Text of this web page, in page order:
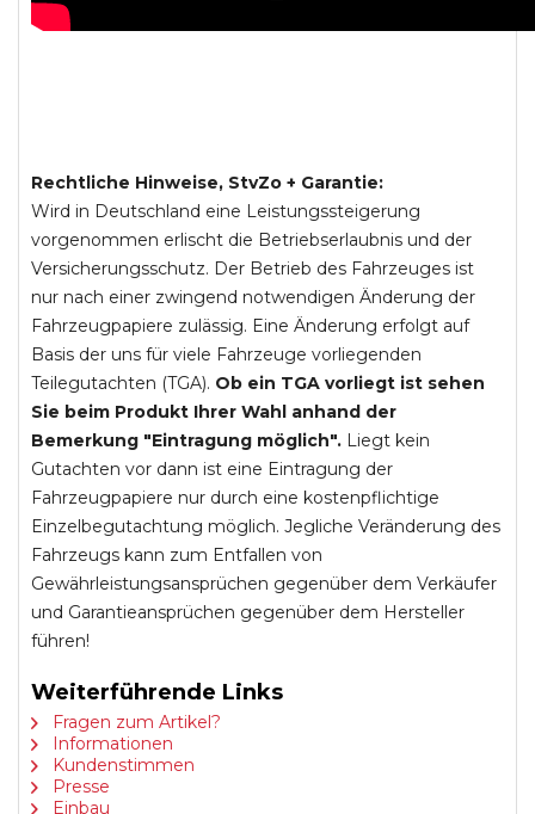
Rechtliche Hinweise, StvZo + Garantie:
Wird in Deutschland eine Leistungssteigerung
vorgenommen erlischt die Betriebserlaubnis und der
Versicherungsschutz. Der Betrieb des Fahrzeuges ist
nur nach einer zwingend notwendigen Änderung der
Fahrzeugpapiere zulässig. Eine Änderung erfolgt auf
Basis der uns für viele Fahrzeuge vorliegenden
Teilegutachten (TGA). Ob ein TGA vorliegt ist sehen
Sie beim Produkt Ihrer Wahl anhand der
Bemerkung "Eintragung möglich". Liegt kein
Gutachten vor dann ist eine Eintragung der
Fahrzeugpapiere nur durch eine kostenpflichtige
Einzelbegutachtung möglich. Jegliche Veränderung des
Fahrzeugs kann zum Entfallen von
Gewährleistungsansprüchen gegenüber dem Verkäufer
und Garantieansprüchen gegenüber dem Hersteller
führen!
Weiterführende Links
Fragen zum Artikel?
Informationen
Kundenstimmen
Presse
Einbau